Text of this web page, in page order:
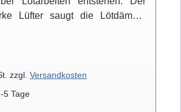
Lüfter saugt die Lötdämpfe
eingespannten groben
zzgl. Versandkosten
5 Tage